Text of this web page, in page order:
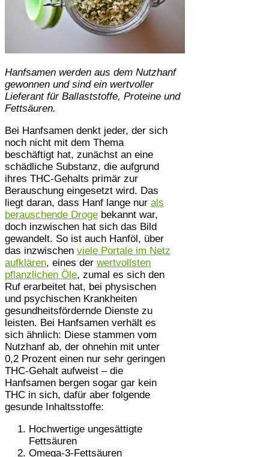
Hanfsamen werden aus dem Nutzhanf
gewonnen und sind ein wertvoller
Lieferant für Ballaststoffe, Proteine und
Fettsäuren.
Bei Hanfsamen denkt jeder, der sich
noch nicht mit dem Thema
beschäftigt hat, zunächst an eine
schädliche Substanz, die aufgrund
ihres THC-Gehalts primär zur
Berauschung eingesetzt wird. Das
liegt daran, dass Hanf lange nur als
berauschende Droge bekannt war,
doch inzwischen hat sich das Bild
gewandelt. So ist auch Hanföl, über
das inzwischen viele Portale im Netz
aufklären, eines der wertvollsten
pflanzlichen Öle, zumal es sich den
Ruf erarbeitet hat, bei physischen
und psychischen Krankheiten
gesundheitsfördernde Dienste zu
leisten. Bei Hanfsamen verhält es
sich ähnlich: Diese stammen vom
Nutzhanf ab, der ohnehin mit unter
0,2 Prozent einen nur sehr geringen
THC-Gehalt aufweist – die
Hanfsamen bergen sogar gar kein
THC in sich, dafür aber folgende
gesunde Inhaltsstoffe:
Hochwertige ungesättigte
Fettsäuren
Omega-3-Fettsäuren